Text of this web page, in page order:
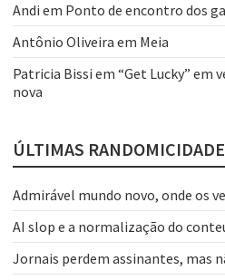
Andi em Ponto de encontro dos
Antônio Oliveira em Meia
Patricia Bissi em “Get Lucky” em
nova
ÚLTIMAS
Admirável mundo novo, onde os
AI slop e a normalização do
Jornais perdem assinantes, mas